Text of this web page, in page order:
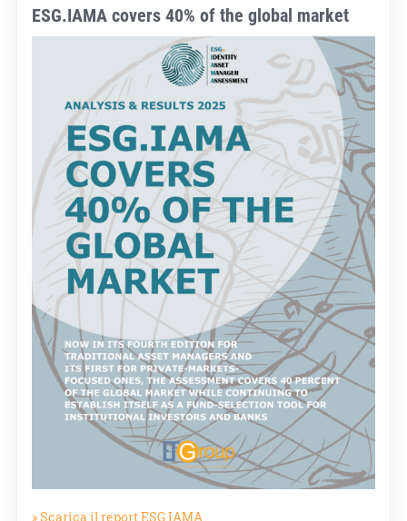
ESG.IAMA covers 40% of the global market
» Scarica il report ESG.IAMA